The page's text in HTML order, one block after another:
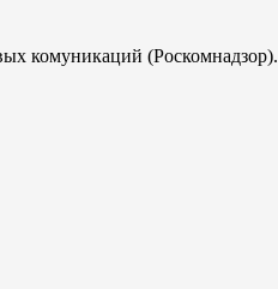
комуникаций (Роскомнадзор).